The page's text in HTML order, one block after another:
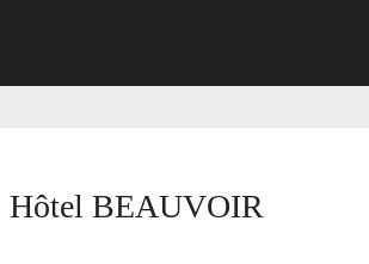
Hôtel BEAUVOIR